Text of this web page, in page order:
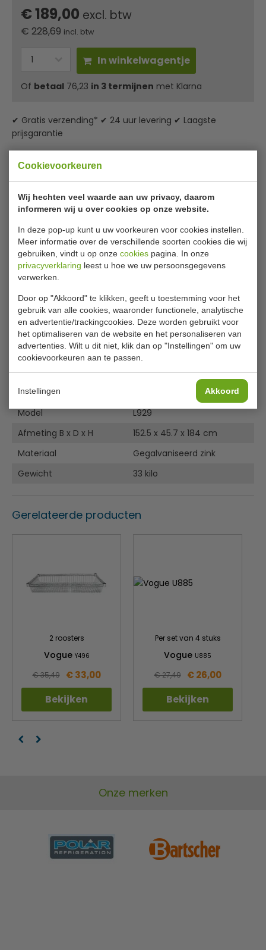
Cookievoorkeuren
Wij hechten veel waarde aan uw privacy, daarom
informeren wij u over cookies op onze website.
In deze pop-up kunt u uw voorkeuren voor cookies instellen.
Meer informatie over de verschillende soorten cookies die wij
gebruiken, vindt u op onze cookies pagina. In onze
privacyverklaring leest u hoe we uw persoonsgegevens
verwerken.
Door op "Akkoord" te klikken, geeft u toestemming voor het
gebruik van alle cookies, waaronder functionele, analytische
en advertentie/trackingcookies. Deze worden gebruikt voor
het optimaliseren van de website en het personaliseren van
advertenties. Wilt u dit niet, klik dan op "Instellingen" om uw
cookievoorkeuren aan te passen.
Instellingen Akkoord
€ 189,00 excl. btw
€ 228,69 incl. btw
In winkelwagentje
Of betaal 76,23 in 3 termijnen met Klarna
✔ Gratis verzending* ✔ 24 uur levering ✔ Laagste
prijsgarantie
Vogue voorraadrek met 4 schappen
Multifunctioneel draadrekken systeem, ideaal voor het
servies en nog veel meer. perfect geschikt voor kleine
ruimtes. Dit draadrekken systeem biedt alles om snel
extra opslagruimte te creëren. De draadrekken kunnen in
enkele minuten gemonteerd worden. Dit is zeer
schap op de staander en klik het schap vast op de clip.
Hierbij heeft u geen gereedschap nodig.
gegalvaniseerd zink
In hoogte verstelbare schappen
Eenvoudige zelfmontage - geen gereedschap nodig
Lees meer
Bijlages
Handleiding
Specificaties
Model
L929
Afmeting B x D x H
152.5 x 45.7 x 184 cm
Materiaal
Gegalvaniseerd zink
Gewicht
33 kilo
Gerelateerde producten
2 roosters
Vogue Y496
€ 35,49 € 33,00
Bekijken
Per set van 4 stuks
Vogue U885
€ 27,49 € 26,00
Bekijken
Onze merken